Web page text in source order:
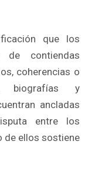
que los
contiendas
coherencias o
biografías y
ancladas
entre los
de ellos sostiene